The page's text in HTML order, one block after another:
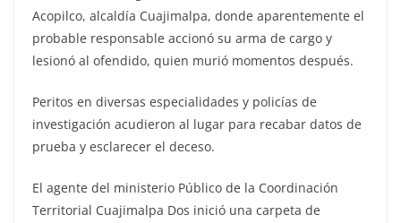
Acopilco, alcaldía Cuajimalpa, donde aparentemente el
probable responsable accionó su arma de cargo y
lesionó al ofendido, quien murió momentos después.
Peritos en diversas especialidades y policías de
investigación acudieron al lugar para recabar datos de
prueba y esclarecer el deceso.
El agente del ministerio Público de la Coordinación
Territorial Cuajimalpa Dos inició una carpeta de